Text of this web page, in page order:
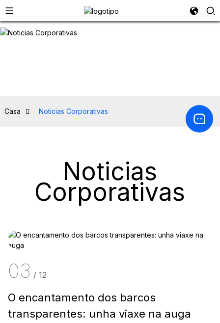
Casa Noticias Corporativas
Noticias
Corporativas
03 / 12
O encantamento dos barcos
transparentes: unha viaxe na auga